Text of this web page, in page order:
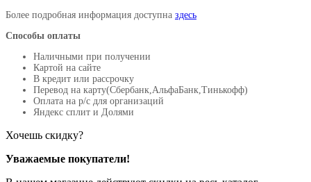
Более подробная информация доступна здесь
Способы оплаты
Наличными при получении
Картой на сайте
В кредит или рассрочку
Перевод на карту(Сбербанк,АльфаБанк,Тинькофф)
Оплата на р/c для организаций
Яндекс сплит и Долями
Хочешь скидку?
Уважаемые покупатели!